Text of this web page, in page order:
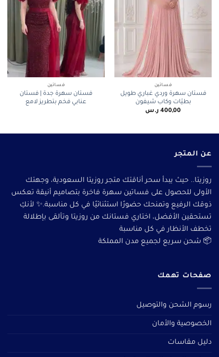
فساتين
فستان سهرة وردي غباري طويل
بطيّات وكاب شيفون
400,00 ر.س
فساتين
فستان سهرة جدة | فستان
عنابي فخم بتطريز لامع
عن المتجر
روزيتا.. حيث يبدأ سحر أناقتك متجر روزيتا السعودية، وجهتك
الأولى للحصول على فساتين سهرة فاخرة بتصاميم أنيقة تعكس
ذوقك الرفيع وتمنحك حضورًا استثنائيًا في كل مناسبة.✨ لأنكِ
تستحقين الأفضل، اختاري فستانك من روزيتا وتألقى بإطلالة
تخطف الأنظار في كل مناسبة
📦 شحن سريع لجميع مدن المملكة
صفحات تهمك
رسوم الشحن والتوصيل
الخصوصية والأمان
دليل مقاسات